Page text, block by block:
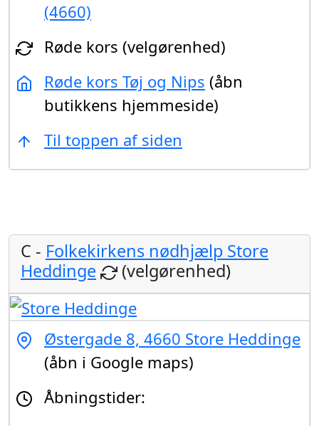
(4660)
Røde kors (velgørenhed)
Røde kors Tøj og Nips (åbn
butikkens hjemmeside)
Til toppen af siden
C - Folkekirkens nødhjælp Store
Heddinge
(velgørenhed)
Østergade 8, 4660 Store Heddinge
(åbn i Google maps)
Åbningstider: